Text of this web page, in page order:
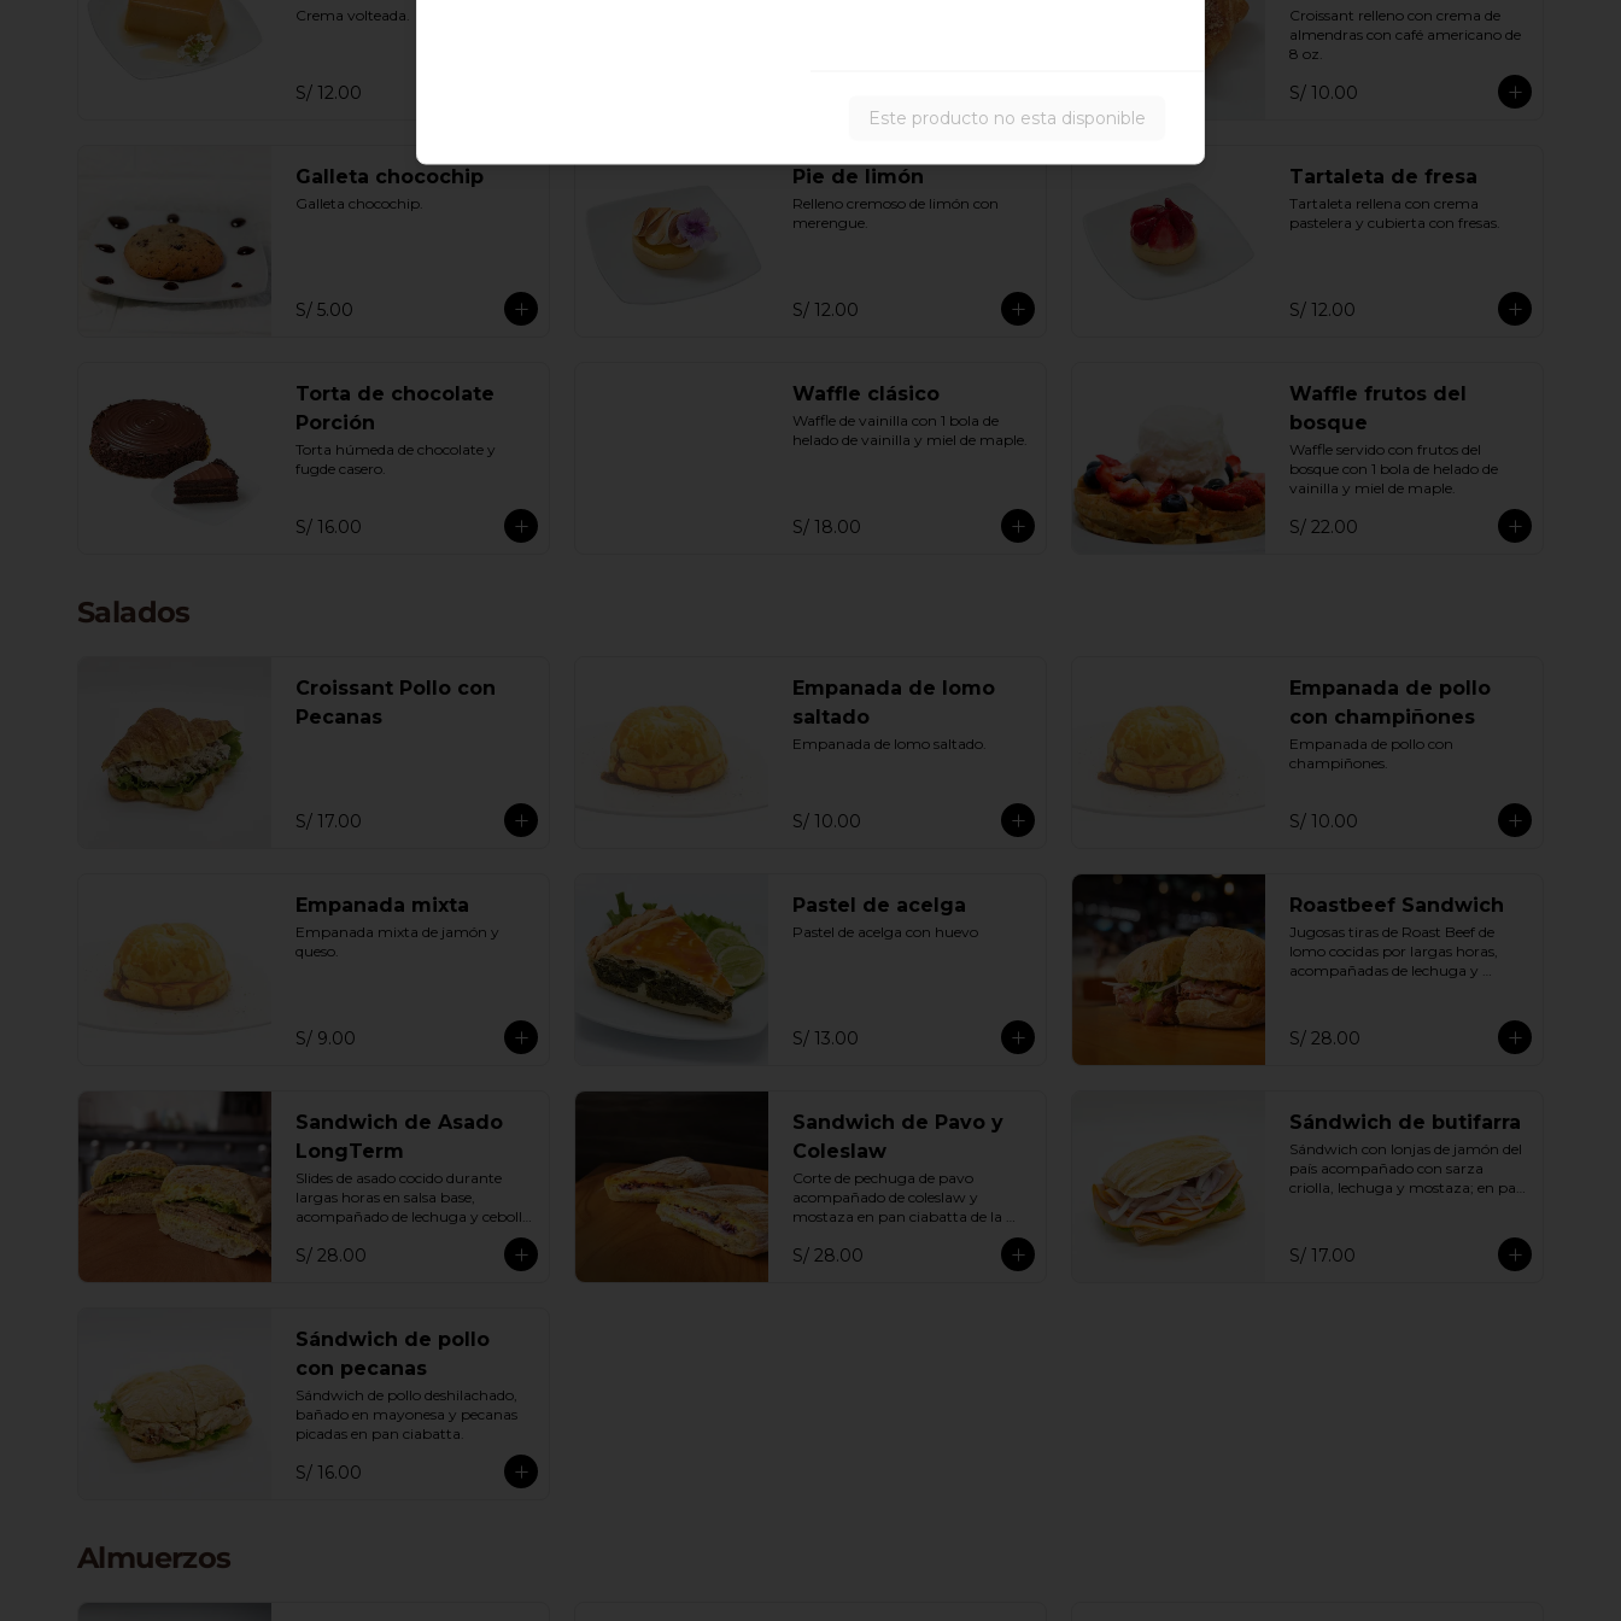
Crema volteada.
S/ 12.00
Croissant relleno con crema de
almendras con café americano de
8 oz.
S/ 10.00
Galleta chocochip
Galleta chocochip.
S/ 5.00
Pie de limón
Relleno cremoso de limón con
merengue.
S/ 12.00
Tartaleta de fresa
Tartaleta rellena con crema
pastelera y cubierta con fresas.
S/ 12.00
Torta de chocolate
Porción
Torta húmeda de chocolate y
fugde casero.
S/ 16.00
Waffle clásico
Waffle de vainilla con 1 bola de
helado de vainilla y miel de maple.
S/ 18.00
Waffle frutos del
bosque
Waffle servido con frutos del
bosque con 1 bola de helado de
vainilla y miel de maple.
S/ 22.00
Salados
Croissant Pollo con
Pecanas
S/ 17.00
Empanada de lomo
saltado
Empanada de lomo saltado.
S/ 10.00
Empanada de pollo
con champiñones
Empanada de pollo con
champiñones.
S/ 10.00
Empanada mixta
Empanada mixta de jamón y
queso.
S/ 9.00
Pastel de acelga
Pastel de acelga con huevo
S/ 13.00
Roastbeef Sandwich
Jugosas tiras de Roast Beef de
lomo cocidas por largas horas,
acompañadas de lechuga y
S/ 28.00
Sandwich de Asado
LongTerm
Slides de asado cocido durante
largas horas en salsa base,
acompañado de lechuga y cebolla
S/ 28.00
Sandwich de Pavo y
Coleslaw
Corte de pechuga de pavo
acompañado de coleslaw y
mostaza en pan ciabatta de la
S/ 28.00
Sándwich de butifarra
Sándwich con lonjas de jamón del
país acompañado con sarza
criolla, lechuga y mostaza; en pan
S/ 17.00
Sándwich de pollo
con pecanas
Sándwich de pollo deshilachado,
bañado en mayonesa y pecanas
picadas en pan ciabatta.
S/ 16.00
Almuerzos
Este producto no esta disponible